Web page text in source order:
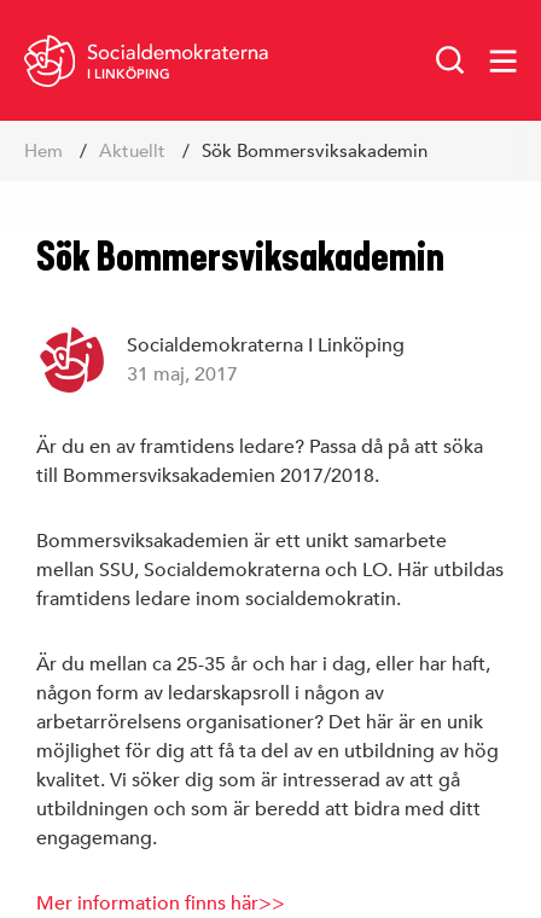
I LINKÖPING
Vår politik
Styrelse
SSU Linköping
Hem Aktuellt Sök Bommersviksakademin
Sök Bommersviksakademin
Socialdemokraterna I Linköping
31 maj, 2017
Är du en av framtidens ledare? Passa då på att söka
till Bommersviksakademien 2017/2018.
Bommersviksakademien är ett unikt samarbete
mellan SSU, Socialdemokraterna och LO. Här utbildas
framtidens ledare inom socialdemokratin.
Är du mellan ca 25-35 år och har i dag, eller har haft,
någon form av ledarskapsroll i någon av
arbetarrörelsens organisationer? Det här är en unik
möjlighet för dig att få ta del av en utbildning av hög
kvalitet. Vi söker dig som är intresserad av att gå
utbildningen och som är beredd att bidra med ditt
engagemang.
Mer information finns här>>